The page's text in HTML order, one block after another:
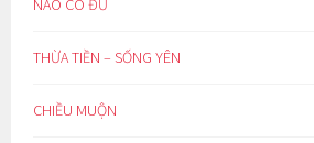
NÀO CÓ ĐỦ
THỪA TIỀN – SỐNG YÊN
CHIỀU MUỘN